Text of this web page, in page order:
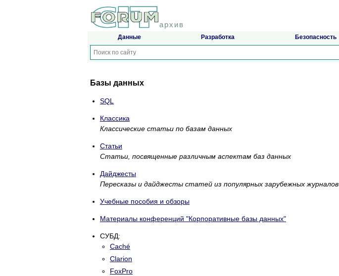
архив
Данные Разработка Безопасность
Базы данных
SQL
Классика
Классические статьи по базам данных
Статьи
Статьи, посвященные различным аспектам баз данных
Дайджесты
Пересказы и дайджесты статей из популярных зарубежных журналов
Учебные пособия и обзоры
Материалы конференций "Корпоративные базы данных"
СУБД:
Caché
Clarion
FoxPro